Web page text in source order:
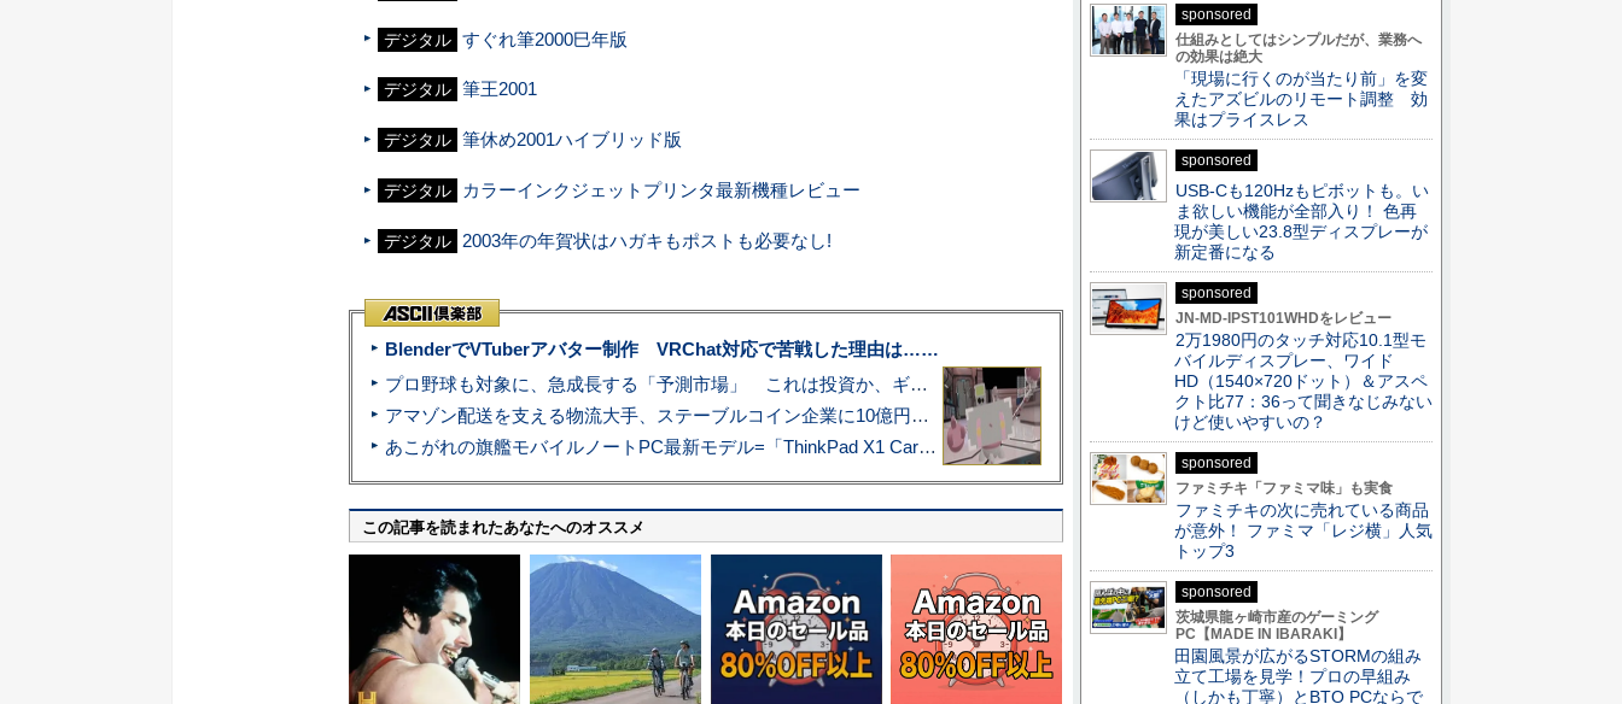
デジタル すぐれ筆2000巳年版
デジタル 筆王2001
デジタル 筆休め2001ハイブリッド版
デジタル カラーインクジェットプリンタ最新機種レビュー
デジタル 2003年の年賀状はハガキもポストも必要なし!
BlenderでVTuberアバター制作 VRChat対応で苦戦した理由は……
プロ野球も対象に、急成長する「予測市場」 これは投資か、ギャンブルか
アマゾン配送を支える物流大手、ステーブルコイン企業に10億円投資のワケ
あこがれの旗艦モバイルノートPC最新モデル=「ThinkPad X1 Carbon Gen 14 Aura Edition」実機レビュー
この記事を読まれたあなたへのオススメ
sponsored
仕組みとしてはシンプルだが、業務へ
の効果は絶大
「現場に行くのが当たり前」を変
えたアズビルのリモート調整 効
果はプライスレス
sponsored
USB-Cも120Hzもピボットも。い
ま欲しい機能が全部入り！ 色再
現が美しい23.8型ディスプレーが
新定番になる
sponsored
JN-MD-IPST101WHDをレビュー
2万1980円のタッチ対応10.1型モ
バイルディスプレー、ワイド
HD（1540×720ドット）＆アスペ
クト比77：36って聞きなじみない
けど使いやすいの？
sponsored
ファミチキ「ファミマ味」も実食
ファミチキの次に売れている商品
が意外！ ファミマ「レジ横」人気
トップ3
sponsored
茨城県龍ヶ崎市産のゲーミング
PC【MADE IN IBARAKI】
田園風景が広がるSTORMの組み
立て工場を見学！プロの早組み
（しかも丁寧）とBTO PCならで